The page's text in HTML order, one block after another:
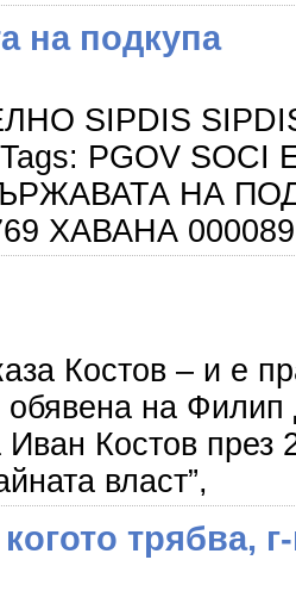
на подкупа
SIPDIS
PGOV
НА
ХАВАНА
Костов – и е
на Филип
Иван Костов през
власт”,
трябва,